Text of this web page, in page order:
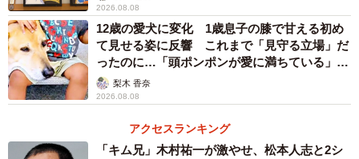
2026.08.08
12歳の愛犬に変化 1歳息子の膝で甘える初め
て見せる姿に反響 これまで「見守る立場」だ
ったのに…「頭ポンポンが愛に満ちている」
「尊…」
梨木 香奈
2026.08.08
アクセスランキング
「キム兄」木村祐一が激やせ、松本人志と2シ